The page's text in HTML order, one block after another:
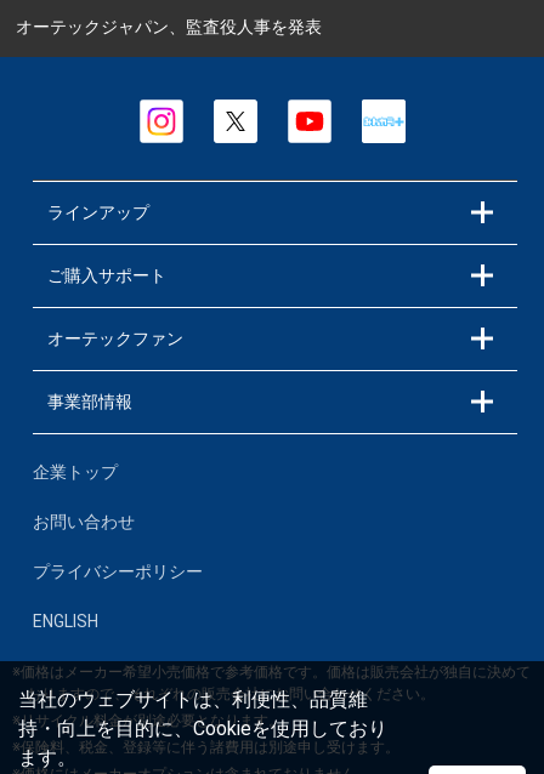
当社のウェブサイトは、利便性、品質維
持・向上を目的に、Cookieを使用しており
ます。
オーテックジャパン、監査役人事を発表
ラインアップ
ご購入サポート
オーテックファン
事業部情報
企業トップ
お問い合わせ
プライバシーポリシー
ENGLISH
※価格はメーカー希望小売価格で参考価格です。価格は販売会社が独自に決めて
おりますので、それぞれの販売会社にお問い合わせください。
※リサイクル料金が別途必要となります。
※保険料、税金、登録等に伴う諸費用は別途申し受けます。